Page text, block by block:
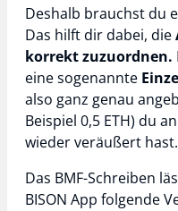
Deshalb brauchst du
Das hilft dir dabei, die
korrekt zuzuordnen.
eine sogenannte
also ganz genau
Beispiel 0,5 ETH) du
wieder veräußert hast.
Das BMF-Schreiben
BISON App folgende